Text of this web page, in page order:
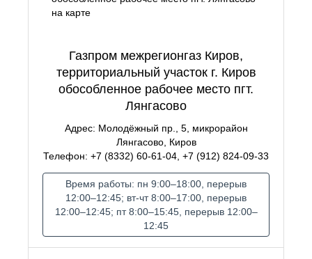
Газпром межрегионгаз Киров,
территориальный участок г. Киров
обособленное рабочее место пгт.
Лянгасово
Адрес: Молодёжный пр., 5, микрорайон
Лянгасово, Киров
Телефон: +7 (8332) 60-61-04, +7 (912) 824-09-33
Время работы: пн 9:00–18:00, перерыв
12:00–12:45; вт-чт 8:00–17:00, перерыв
12:00–12:45; пт 8:00–15:45, перерыв 12:00–
12:45